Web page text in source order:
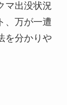
マ出没状況
、万が一遭
を分かりや